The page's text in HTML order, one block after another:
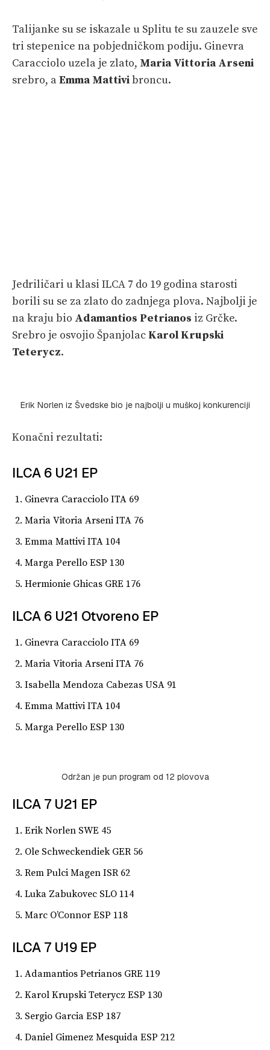
Talijanke su se iskazale u Splitu te su zauzele sve
tri stepenice na pobjedničkom podiju. Ginevra
Caracciolo uzela je zlato, Maria Vittoria Arseni
srebro, aEmma Mattivibroncu.
Jedriličari u klasi ILCA 7 do 19 godina starosti
borili su se za zlato do zadnjega plova. Najbolji je
na kraju bio Adamantios Petrianos iz Grčke.
Srebro je osvojio Španjolac Karol Krupski
Teterycz.
Erik Norlen iz Švedske bio je najbolji u muškoj konkurenciji
Konačni rezultati:
ILCA 6 U21 EP
Ginevra Caracciolo ITA 69
Maria Vitoria Arseni ITA 76
Emma Mattivi ITA 104
Marga Perello ESP 130
Hermionie Ghicas GRE 176
ILCA 6 U21 Otvoreno EP
Ginevra Caracciolo ITA 69
Maria Vitoria Arseni ITA 76
Isabella Mendoza Cabezas USA 91
Emma Mattivi ITA 104
Marga Perello ESP 130
Održan je pun program od 12 plovova
ILCA 7 U21 EP
Erik Norlen SWE 45
Ole Schweckendiek GER 56
Rem Pulci Magen ISR 62
Luka Zabukovec SLO 114
Marc O’Connor ESP 118
ILCA 7 U19 EP
Adamantios Petrianos GRE 119
Karol Krupski Teterycz ESP 130
Sergio Garcia ESP 187
Daniel Gimenez Mesquida ESP 212